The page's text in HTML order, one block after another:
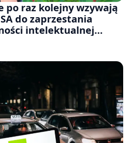
po raz kolejny wzywają
do zaprzestania
intelektualnej